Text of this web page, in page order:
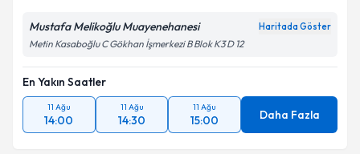
Mustafa Melikoğlu Muayenehanesi Haritada Göster
Metin Kasaboğlu C Gökhan İşmerkezi B Blok K3 D 12
En Yakın Saatler
11 Ağu
14:00
11 Ağu
14:30
11 Ağu
15:00 Daha Fazla